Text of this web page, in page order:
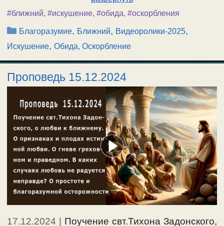
#ближний, #искушение, #обида, #оскорбления
Рубрики
Благоразумие, Ближний, Видеоролики-2025,
Искушение, Обида, Оскорбление
Проповедь 15.12.2024
17.12.2024
Поучение свт.Тихона Задонского,